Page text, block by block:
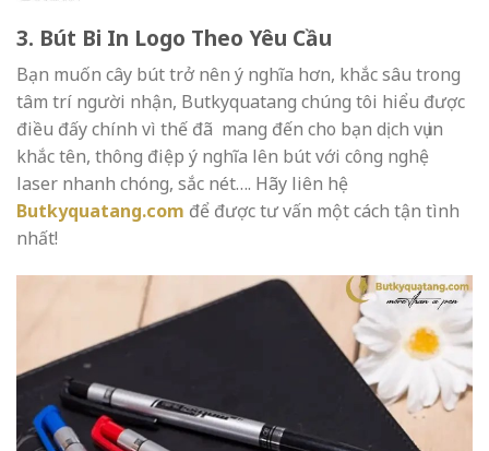
3. Bút Bi In Logo Theo Yêu Cầu
Bạn muốn cây bút trở nên ý nghĩa hơn, khắc sâu trong
tâm trí người nhận, Butkyquatang chúng tôi hiểu được
điều đấy chính vì thế đã mang đến cho bạn dịch vụ in
khắc tên, thông điệp ý nghĩa lên bút với công nghệ
laser nhanh chóng, sắc nét…. Hãy liên hệ
Butkyquatang.com để được tư vấn một cách tận tình
nhất!